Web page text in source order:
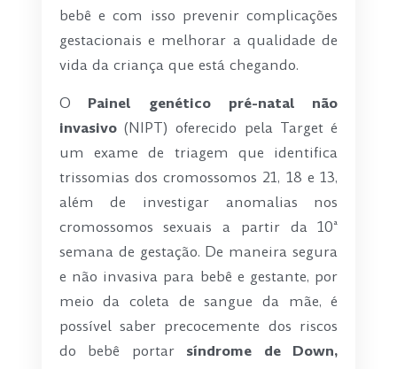
bebê e com isso prevenir complicações
gestacionais e melhorar a qualidade de
vida da criança que está chegando.
O
Painel genético pré-natal não
invasivo(NIPT) oferecido pela Target é
um exame de triagem que identifica
trissomias dos cromossomos 21, 18 e 13,
além de investigar anomalias nos
cromossomos sexuais a partir da 10ª
semana de gestação. De maneira segura
e não invasiva para bebê e gestante, por
meio da coleta de sangue da mãe, é
possível saber precocemente dos riscos
do bebê portar síndrome de Down,